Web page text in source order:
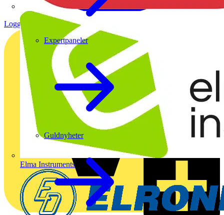
Elma Instruments
Expertpaneler
Guldnyheter
Logga in Registrera dig